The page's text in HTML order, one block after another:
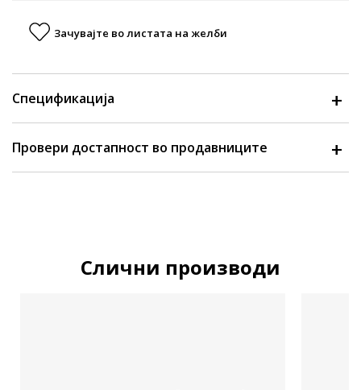
Зачувајте во листата на желби
Спецификација
Провери достапност во продавниците
Слични производи